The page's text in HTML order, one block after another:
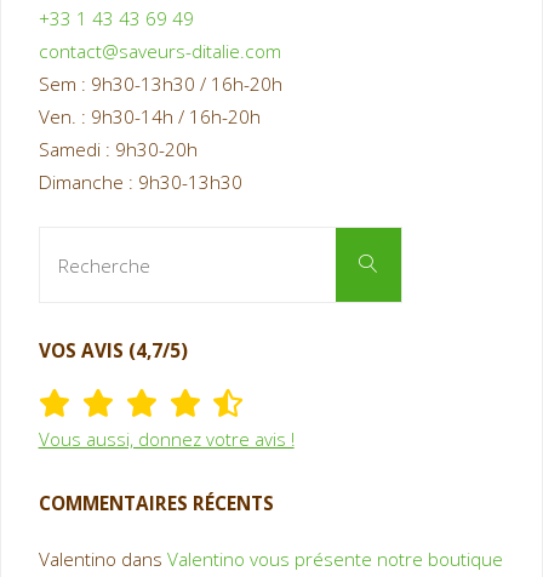
+33 1 43 43 69 49
contact@saveurs-ditalie.com
Sem : 9h30-13h30 / 16h-20h
Ven. : 9h30-14h / 16h-20h
Samedi : 9h30-20h
Dimanche : 9h30-13h30
:
Recherche
VOS AVIS (4,7/5)
Vous aussi, donnez votre avis !
COMMENTAIRES RÉCENTS
Valentino dans Valentino vous présente notre boutique